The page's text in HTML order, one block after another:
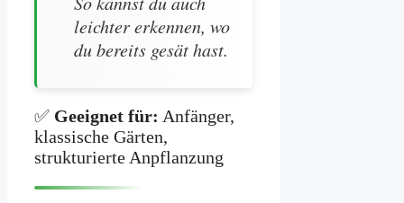
leichter erkennen, wo
du bereits gesät hast.
✅ Geeignet für: Anfänger,
klassische Gärten,
strukturierte Anpflanzung